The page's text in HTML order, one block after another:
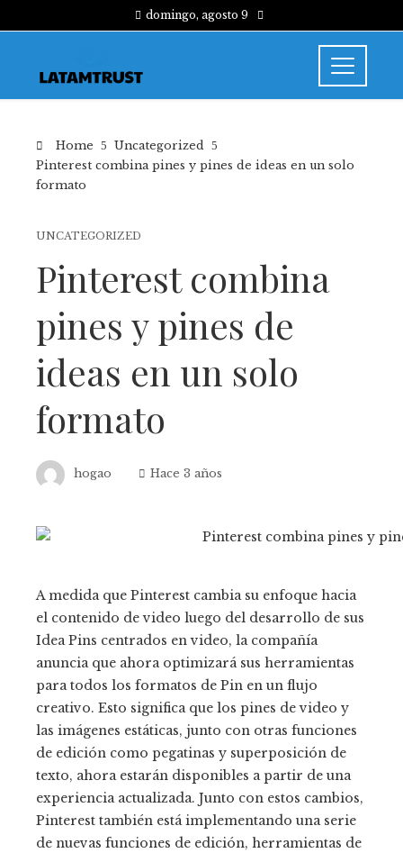
domingo, agosto 9
Home
Uncategorized
Pinterest combina pines y pines de ideas en un solo
formato
UNCATEGORIZED
Pinterest combina
pines y pines de
ideas en un solo
formato
hogao Hace 3 años
A medida que Pinterest cambia su enfoque hacia
el contenido de video luego del desarrollo de sus
Idea Pins centrados en video, la compañía
anuncia que ahora optimizará sus herramientas
para todos los formatos de Pin en un flujo
creativo. Esto significa que los pines de video y
las imágenes estáticas, junto con otras funciones
de edición como pegatinas y superposición de
texto, ahora estarán disponibles a partir de una
experiencia actualizada. Junto con estos cambios,
Pinterest también está implementando una serie
de nuevas funciones de edición, herramientas de